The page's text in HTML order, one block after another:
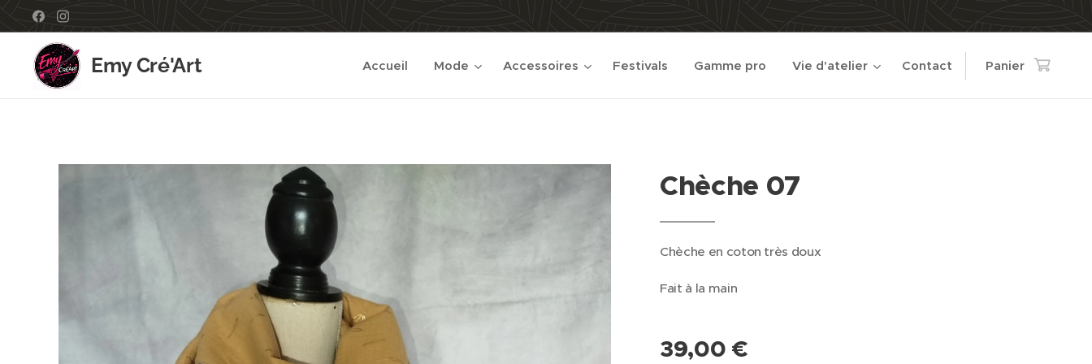
Emy Cré'Art Accueil Mode Accessoires Festivals Gamme pro Vie d'atelier Contact Panier
Chèche 07
Chèche en coton très doux
Fait à la main
39,00 €